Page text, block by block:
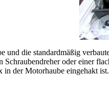
und die standardmäßig
Schraubendreher oder einer
in der Motorhaube eingehakt ist.